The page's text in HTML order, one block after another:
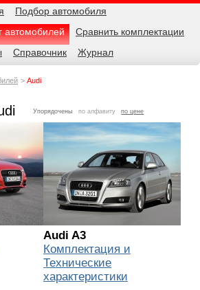
Подбор автомобиля
автомобилей
Сравнить комплектации
Справочник Журнал
Audi
Упорядочены по алфавиту по цене
Audi A3
Комплектация и
Технические
характеристики